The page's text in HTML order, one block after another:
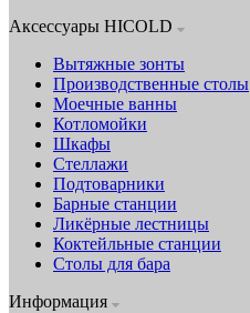
Аксессуары HICOLD
Вытяжные зонты
Производственные столы
Моечные ванны
Котломойки
Шкафы
Стеллажи
Подтоварники
Барные станции
Ликёрные лестницы
Коктейльные станции
Столы для бара
Информация